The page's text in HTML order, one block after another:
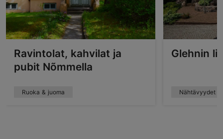
Ravintolat, kahvilat ja
pubit Nõmmella
Ruoka & juoma
Glehnin
Nähtävyydet